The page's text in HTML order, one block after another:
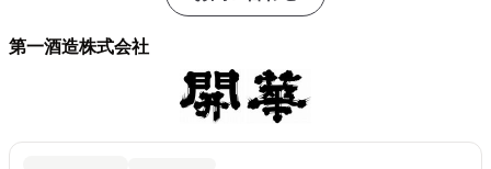
第一酒造株式会社